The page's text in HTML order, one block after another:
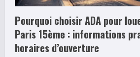
Pourquoi choisir ADA pour
Paris 15ème : informations
horaires d’ouverture